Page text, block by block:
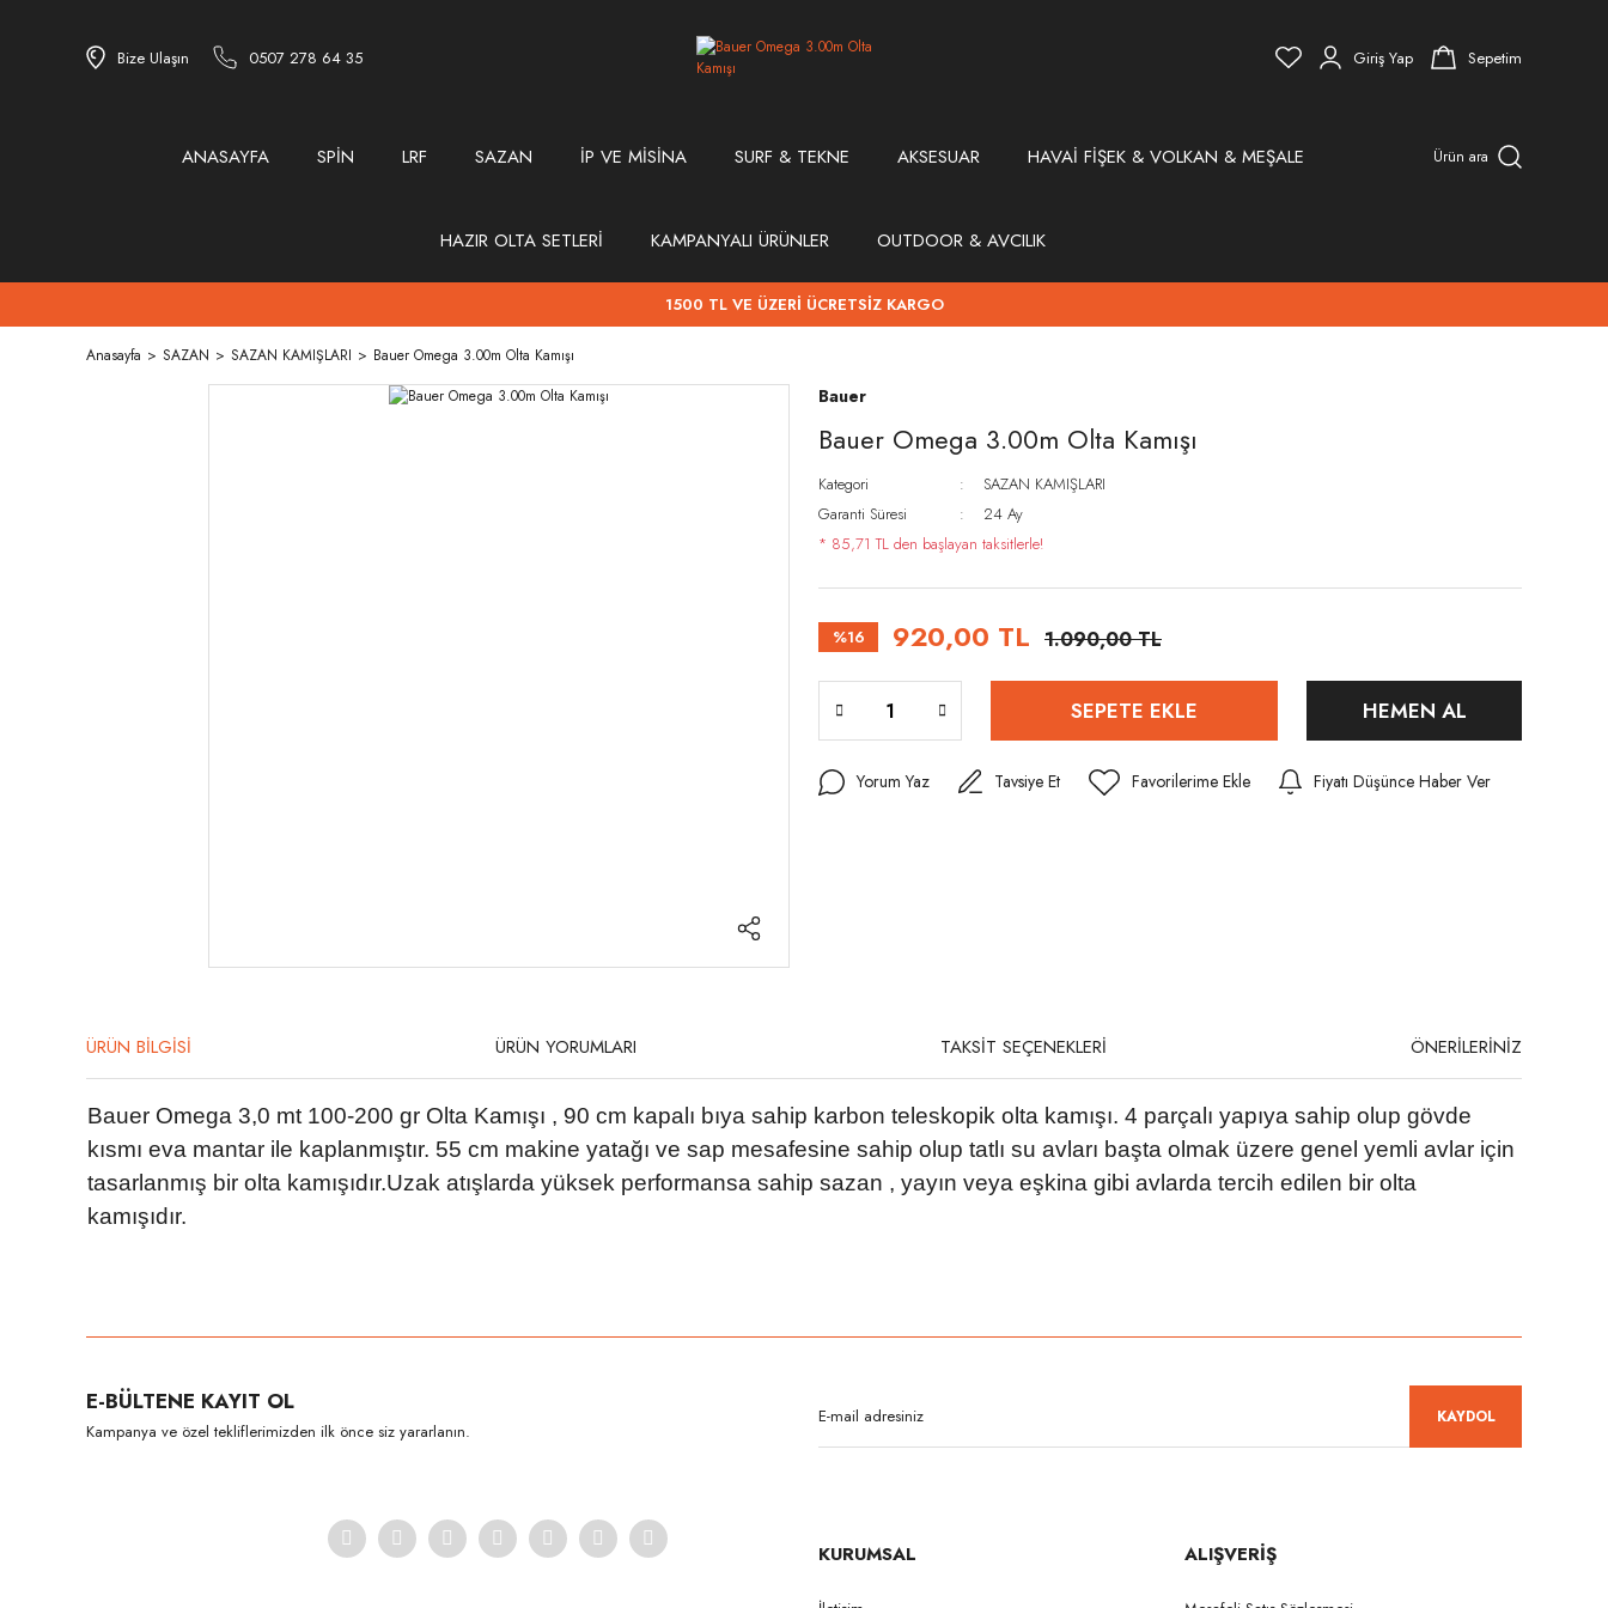
Bize Ulaşın 0507 278 64 35 Giriş Yap Sepetim
ANASAYFA SPİN LRF SAZAN İP VE MİSİNA SURF & TEKNE AKSESUAR HAVAİ FİŞEK & VOLKAN & MEŞALE
HAZIR OLTA SETLERİ KAMPANYALI ÜRÜNLER OUTDOOR & AVCILIK
Ürün ara
1500 TL VE ÜZERİ ÜCRETSİZ KARGO
Anasayfa SAZAN SAZAN KAMIŞLARI Bauer Omega 3.00m Olta Kamışı
Bauer
Bauer Omega 3.00m Olta Kamışı
Kategori
SAZAN KAMIŞLARI
Garanti Süresi
24 Ay
* 85,71 TL den başlayan taksitlerle!
%16 920,00 TL 1.090,00 TL
SEPETE EKLE HEMEN AL
Yorum Yaz Tavsiye Et Fiyatı Düşünce Haber Ver
ÜRÜN BİLGİSİ ÜRÜN YORUMLARI TAKSİT SEÇENEKLERİ ÖNERİLERİNİZ
Bauer Omega 3,0 mt 100-200 gr Olta Kamışı , 90 cm kapalı bıya sahip karbon teleskopik olta kamışı. 4 parçalı yapıya sahip olup gövde
kısmı eva mantar ile kaplanmıştır. 55 cm makine yatağı ve sap mesafesine sahip olup tatlı su avları başta olmak üzere genel yemli avlar için
tasarlanmış bir olta kamışıdır.Uzak atışlarda yüksek performansa sahip sazan , yayın veya eşkina gibi avlarda tercih edilen bir olta
kamışıdır.
Ürün açıklamasında eksik bilgiler bulunuyor.
Ürün bilgilerinde hatalar bulunuyor.
E-BÜLTENE KAYIT OL
Kampanya ve özel tekliflerimizden ilk önce siz yararlanın.
KAYDOL
KURUMSAL ALIŞVERİŞ